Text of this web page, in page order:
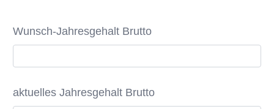
Wunsch-Jahresgehalt Brutto
aktuelles Jahresgehalt Brutto